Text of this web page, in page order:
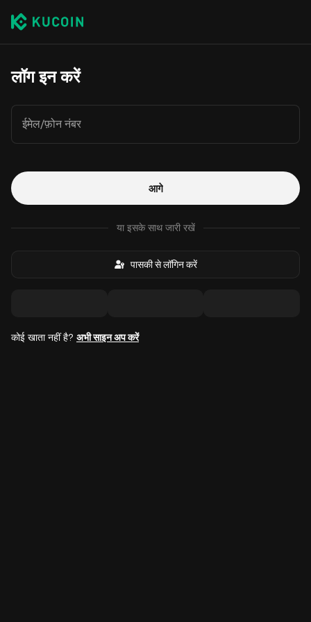
लॉग इन करें
ईमेल/फ़ोन नंबर
आगे
या इसके साथ जारी रखें
पासकी से लॉगिन करें
कोई खाता नहीं है? अभी साइन अप करें